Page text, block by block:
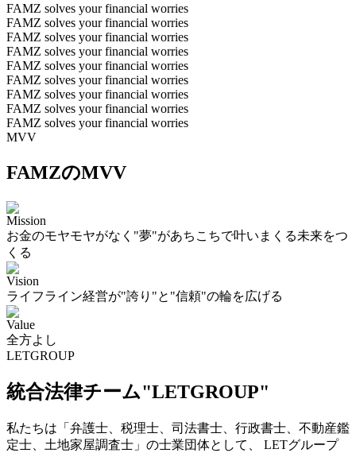
FAMZ solves your financial worries
FAMZ solves your financial worries
FAMZ solves your financial worries
FAMZ solves your financial worries
FAMZ solves your financial worries
FAMZ solves your financial worries
FAMZ solves your financial worries
FAMZ solves your financial worries
FAMZ solves your financial worries
MVV
FAMZのMVV
Mission
お金のモヤモヤがなく"夢"があちこちで叶いまくる未来をつ
くる
Vision
ライフライン経営が"誇り"と"信頼"の輪を広げる
Value
全方よし
LETGROUP
統合法律チーム"LETGROUP"
私たちは「弁護士、税理士、司法書士、行政書士、不動産鑑
定士、土地家屋調査士」の士業団体として、 LETグループ